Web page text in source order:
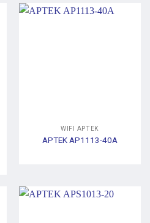
WIFI APTEK
APTEK AP1113-40A